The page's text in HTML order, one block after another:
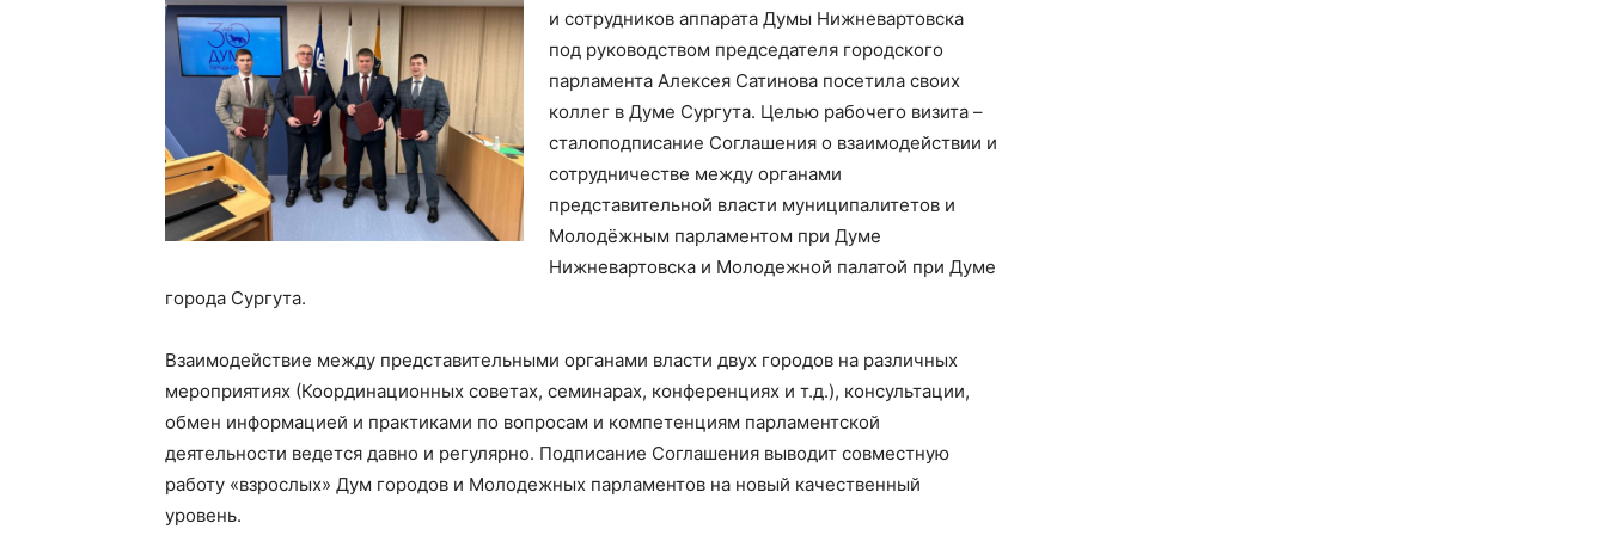
и сотрудников аппарата Думы Нижневартовска
под руководством председателя городского
парламента Алексея Сатинова посетила своих
коллег в Думе Сургута. Целью рабочего визита –
сталоподписание Соглашения о взаимодействии и
сотрудничестве между органами
представительной власти муниципалитетов и
Молодёжным парламентом при Думе
Нижневартовска и Молодежной палатой при Думе
города Сургута.
Взаимодействие между представительными органами власти двух городов на различных
мероприятиях (Координационных советах, семинарах, конференциях и т.д.), консультации,
обмен информацией и практиками по вопросам и компетенциям парламентской
деятельности ведется давно и регулярно. Подписание Соглашения выводит совместную
работу «взрослых» Дум городов и Молодежных парламентов на новый качественный
уровень.